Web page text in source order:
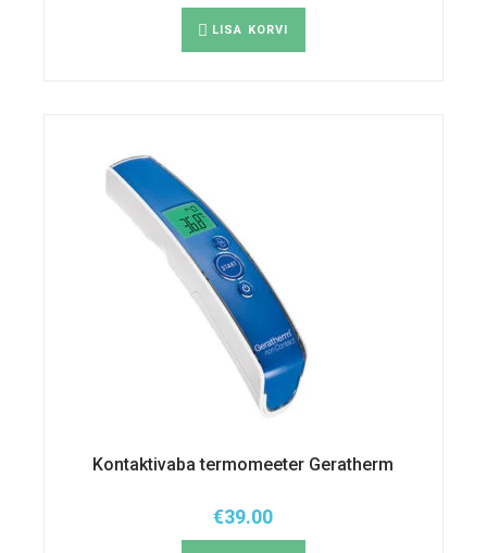
LISA KORVI
Kontaktivaba termomeeter Geratherm
€39.00